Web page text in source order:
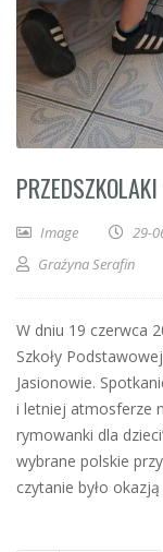
Image 29-
Grażyna Serafin
W dniu 19 czerwca
Szkoły
Jasionowie.
i letniej atmosferze
rymowanki dla
wybrane polskie
czytanie było